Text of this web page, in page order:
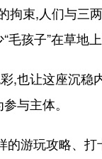
束,人们与三
孩子”在草地
让这座沉稳
与主体。
玩攻略、打